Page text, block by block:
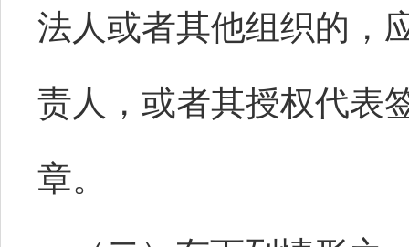
法人或者其他组织的，
责人，或者其授权代表
章。